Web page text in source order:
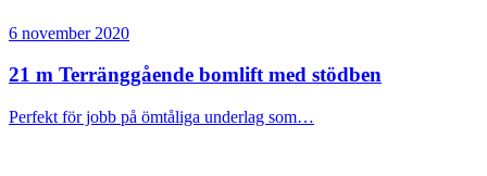
6 november 2020
21 m Terränggående bomlift med stödben
Perfekt för jobb på ömtåliga underlag som…